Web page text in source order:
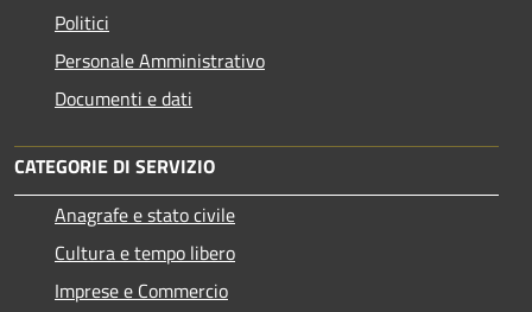
Politici
Personale Amministrativo
Documenti e dati
CATEGORIE DI SERVIZIO
Anagrafe e stato civile
Cultura e tempo libero
Imprese e Commercio